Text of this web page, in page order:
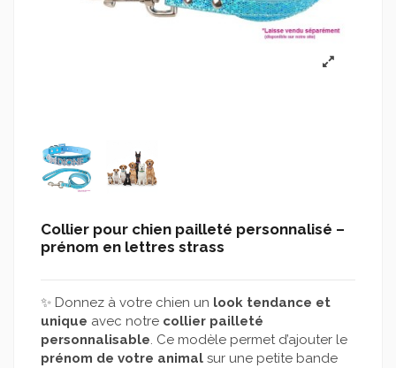
Collier pour chien pailleté personnalisé –
prénom en lettres strass
✨ Donnez à votre chien un look tendance et
unique avec notre collier pailleté
personnalisable. Ce modèle permet d’ajouter le
prénom de votre animal sur une petite bande